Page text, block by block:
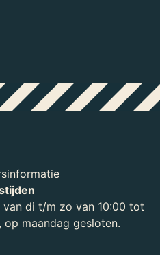
van di t/m zo van 10:00 tot
op maandag gesloten.